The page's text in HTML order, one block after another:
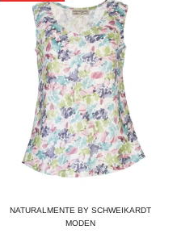
NATURALMENTE BY SCHWEIKARDT
MODEN